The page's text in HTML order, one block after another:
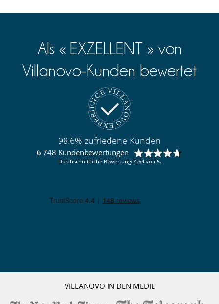
Als « EXZELLENT » von
Villanovo-Kunden bewertet
98.6% zufriedene Kunden
6 748 Kundenbewertungen
Durchschnittliche Bewertung: 4.64 von 5.
VILLANOVO IN DEN MEDIE